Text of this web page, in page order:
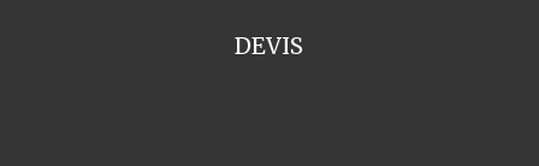
DEVIS